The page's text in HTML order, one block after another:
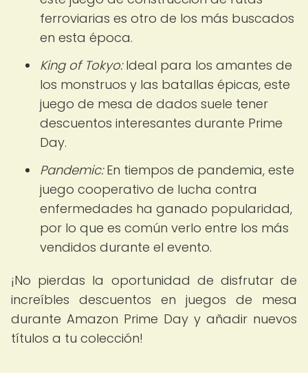
ferroviarias es otro de los más buscados
en esta época.
King of Tokyo:Ideal para los amantes de
los monstruos y las batallas épicas, este
juego de mesa de dados suele tener
descuentos interesantes durante Prime
Day.
Pandemic:En tiempos de pandemia, este
juego cooperativo de lucha contra
enfermedades ha ganado popularidad,
por lo que es común verlo entre los más
vendidos durante el evento.
¡No pierdas la oportunidad de disfrutar de
increíbles descuentos en juegos de mesa
durante Amazon Prime Day y añadir nuevos
títulos a tu colección!